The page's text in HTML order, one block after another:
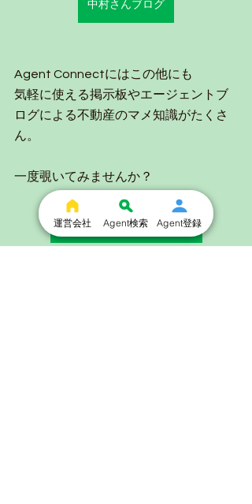
中村さんブログ
Agent Connectにはこの他にも
気軽に使える掲示板やエージェントブ
ログによる不動産のマメ知識がたくさ
ん。
一度覗いてみませんか？
Agent Connectを見てみる
運営会社 Agent検索 Agent登録